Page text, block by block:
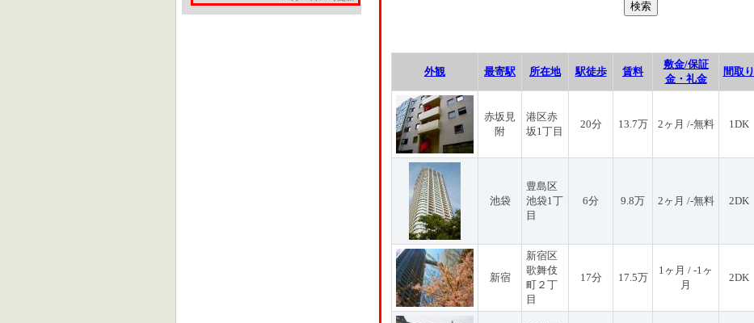
外観 最寄駅 所在地 駅徒歩 賃料
敷金/保証
金・礼金
間取り
赤坂見
附
港区赤
坂1丁目
20分 13.7万 2ヶ月 /-無料 1DK
池袋
豊島区
池袋1丁
目
6分 9.8万 2ヶ月 /-無料 2DK
新宿
新宿区
歌舞伎
町２丁
目
17分 17.5万
1ヶ月 / -1ヶ
月
2DK